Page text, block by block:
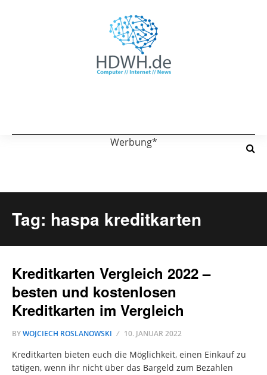
Werbung*
Tag: haspa kreditkarten
Kreditkarten Vergleich 2022 –
besten und kostenlosen
Kreditkarten im Vergleich
BYWOJCIECH ROSLANOWSKI 10. JANUAR 2022
Kreditkarten bieten euch die Möglichkeit, einen Einkauf zu
tätigen, wenn ihr nicht über das Bargeld zum Bezahlen